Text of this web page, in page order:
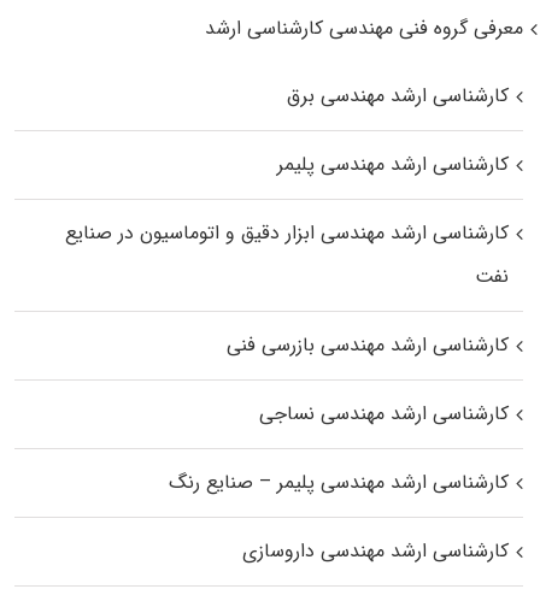
معرفی گروه فنی مهندسی کارشناسی ارشد
کارشناسی ارشد مهندسی برق
کارشناسی ارشد مهندسی پلیمر
کارشناسی ارشد مهندسی ابزار دقیق و اتوماسیون در صنایع
نفت
کارشناسی ارشد مهندسی بازرسی فنی
کارشناسی ارشد مهندسی نساجی
کارشناسی ارشد مهندسی پلیمر – صنایع رنگ
کارشناسی ارشد مهندسی داروسازی